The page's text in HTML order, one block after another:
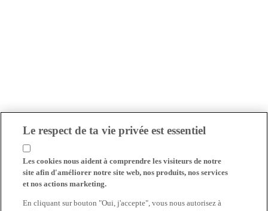
Le respect de ta vie privée est essentiel
Les cookies nous aident à comprendre les visiteurs de notre
site afin d'améliorer notre site web, nos produits, nos services
et nos actions marketing.
En cliquant sur bouton "Oui, j'accepte", vous nous autorisez à